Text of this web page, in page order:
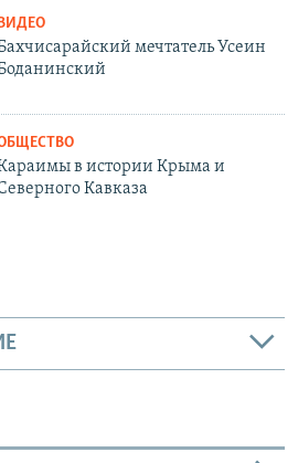
мечтатель Усеин
в истории Крыма и
Кавказа